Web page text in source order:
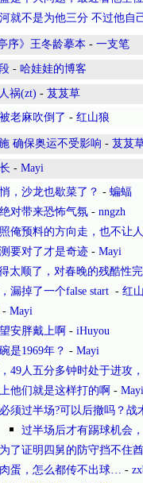
就不是为他三分 不过他自
序》王冬龄摹本 - 一支笔
- 哈娃娃的博客
祸(zt) - 芨芨草
老麻吹倒了 - 红山狼
确保奥运不受影响 - 芨芨
- Mayi
，沙龙也歇菜了？ - 蝙蝠
对带来恐怖气氛 - nngzh
俺预料的方向走，也不让
要对了才是奇迹 - Mayi
太顺了，对春晚的残酷性
漏掉了一个false start - 红
- Mayi
安胖戴上啊 - iHuyou
是1969年？ - Mayi
49人五分多钟时处于进攻
他们就是这样打的啊 - Mayi
必须过半场?可以后撤吗？战
过半场后才有踢球机会
了证明四舅的防守挡不住
蛋，怎么都传不出球… -